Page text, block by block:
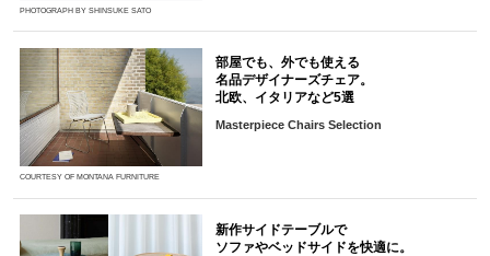
PHOTOGRAPH BY SHINSUKE SATO
COURTESY OF MONTANA FURNITURE
部屋でも、外でも使える
名品デザイナーズチェア。
北欧、イタリアなど5選
Masterpiece Chairs Selection
新作サイドテーブルで
ソファやベッドサイドを快適に。